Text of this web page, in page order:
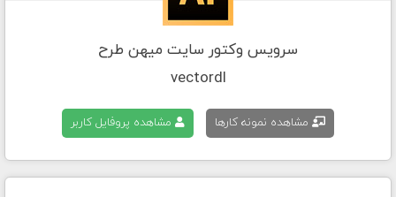
سرویس وکتور سایت میهن طرح
vectordl
مشاهده نمونه کارها مشاهده پروفایل کاربر